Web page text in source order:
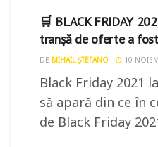
🛒 BLACK FRIDAY
tranșă de oferte a
DE MIHAIL ȘTEFANO 10
Black Friday 2021
să apară din ce în
de Black Friday